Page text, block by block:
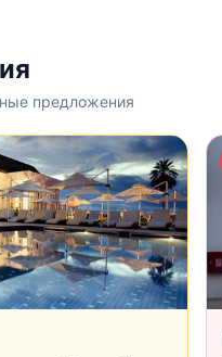
предложения